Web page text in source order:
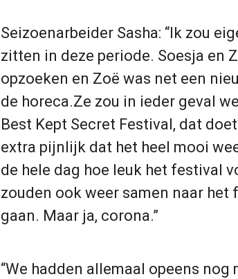
Seizoenarbeider Sasha: “Ik zou
zitten in deze periode. Soesja en
opzoeken en Zoë was net een
de horeca.Ze zou in ieder geval
Best Kept Secret Festival, dat
extra pijnlijk dat het heel mooi
de hele dag hoe leuk het festival
zouden ook weer samen naar het
gaan. Maar ja, corona.”
“We hadden allemaal opeens